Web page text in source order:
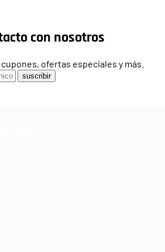
con nosotros
ofertas especiales y más.
suscribir